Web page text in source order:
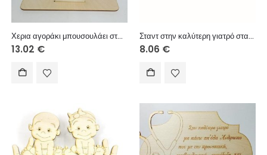
Χερια αγοράκι μπουσουλάει σταντ 30cm σταντ
13.02 €
Σταντ στην καλύτερη γιατρό σταντ 20cm
8.06 €